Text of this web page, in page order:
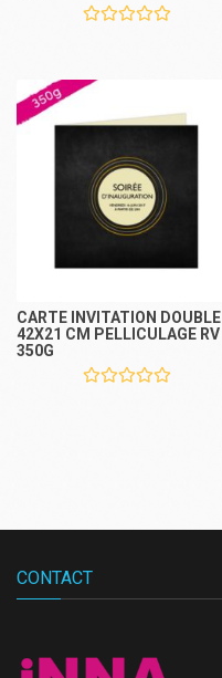
CARTE INVITATION DOUBLE
42X21 CM PELLICULAGE RV
350G
CONTACT